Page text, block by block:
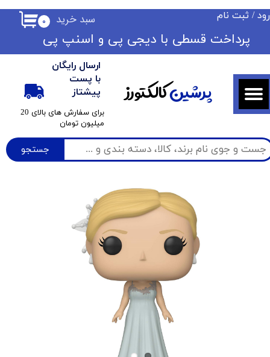
جستجو
ارسال رایگان
با پست
پیشتاز
​برای سفارش های بالای 20
میلیون تومان
۰ سبد خرید / ثبت نام
حساب کاربری من
تغییر گذر واژه
سفارشات
خروج از حساب کاربری
​​پرداخت قسطی با دیجی پی ​​​​​​​و اسنپ پی
پرشینکالکتورز